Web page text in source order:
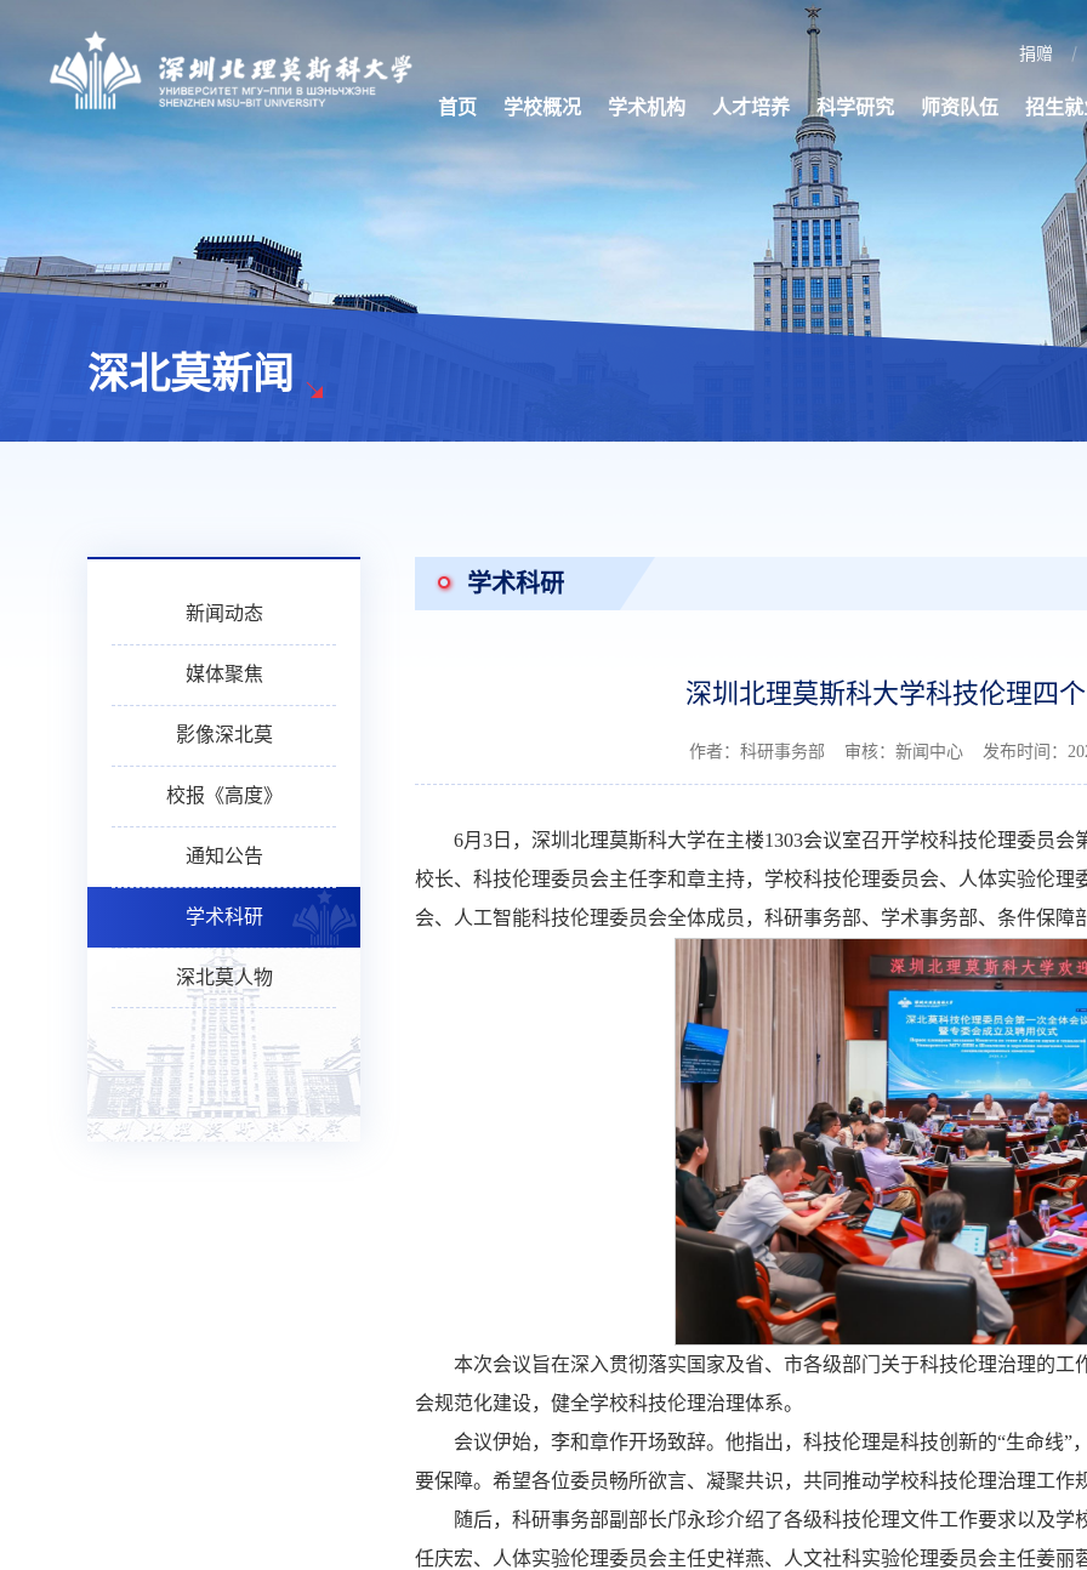
捐赠
首页 学校概况 学术机构 人才培养 科学研究 师资队伍 招生就
深北莫新闻
新闻动态
媒体聚焦
影像深北莫
校报《高度》
通知公告
学术科研
深北莫人物
学术科研
深圳北理莫斯科大学科技伦理四
作者：科研事务部 审核：新闻中心 发布时间：
6月3日，深圳北理莫斯科大学在主楼1303会议室召开学校科技伦理委员
校长、科技伦理委员会主任李和章主持，学校科技伦理委员会、人体实验伦
会、人工智能科技伦理委员会全体成员，科研事务部、学术事务部、条件保障
本次会议旨在深入贯彻落实国家及省、市各级部门关于科技伦理治理的
会规范化建设，健全学校科技伦理治理体系。
会议伊始，李和章作开场致辞。他指出，科技伦理是科技创新的“生命线
要保障。希望各位委员畅所欲言、凝聚共识，共同推动学校科技伦理治理工作
随后，科研事务部副部长邝永珍介绍了各级科技伦理文件工作要求以及
任庆宏、人体实验伦理委员会主任史祥燕、人文社科实验伦理委员会主任姜